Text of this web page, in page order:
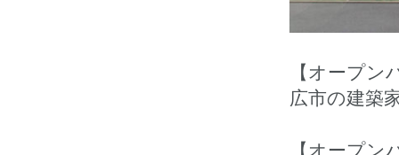
【オープン
広市の建築
【オープン